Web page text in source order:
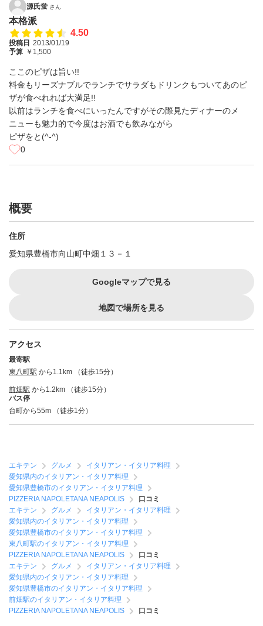
源氏蛍 さん
本格派
4.50
投稿日 2013/01/19
予算 ￥1,500
ここのピザは旨い!!
料金もリーズナブルでランチでサラダもドリンクもついてあのピ
ザが食べれれば大満足!!
以前はランチを食べにいったんですがその際見たディナーのメ
ニューも魅力的で今度はお酒でも飲みながら
ピザをと(^-^)
0
概要
住所
愛知県豊橋市向山町中畑１３－１
Googleマップで見る
地図で場所を見る
アクセス
最寄駅
東八町駅 から1.1km （徒歩15分）
前畑駅 から1.2km （徒歩15分）
バス停
台町から55m （徒歩1分）
エキテン グルメ
イタリアン・イタリア料理
愛知県内のイタリアン・イタリア料理
愛知県豊橋市のイタリアン・イタリア料理
PIZZERIA NAPOLETANA NEAPOLIS
口コミ
エキテン
グルメ
イタリアン・イタリア料理
愛知県内のイタリアン・イタリア料理
愛知県豊橋市のイタリアン・イタリア料理
東八町駅のイタリアン・イタリア料理
PIZZERIA NAPOLETANA NEAPOLIS
口コミ
エキテン
グルメ
イタリアン・イタリア料理
愛知県内のイタリアン・イタリア料理
愛知県豊橋市のイタリアン・イタリア料理
前畑駅のイタリアン・イタリア料理
PIZZERIA NAPOLETANA NEAPOLIS
口コミ